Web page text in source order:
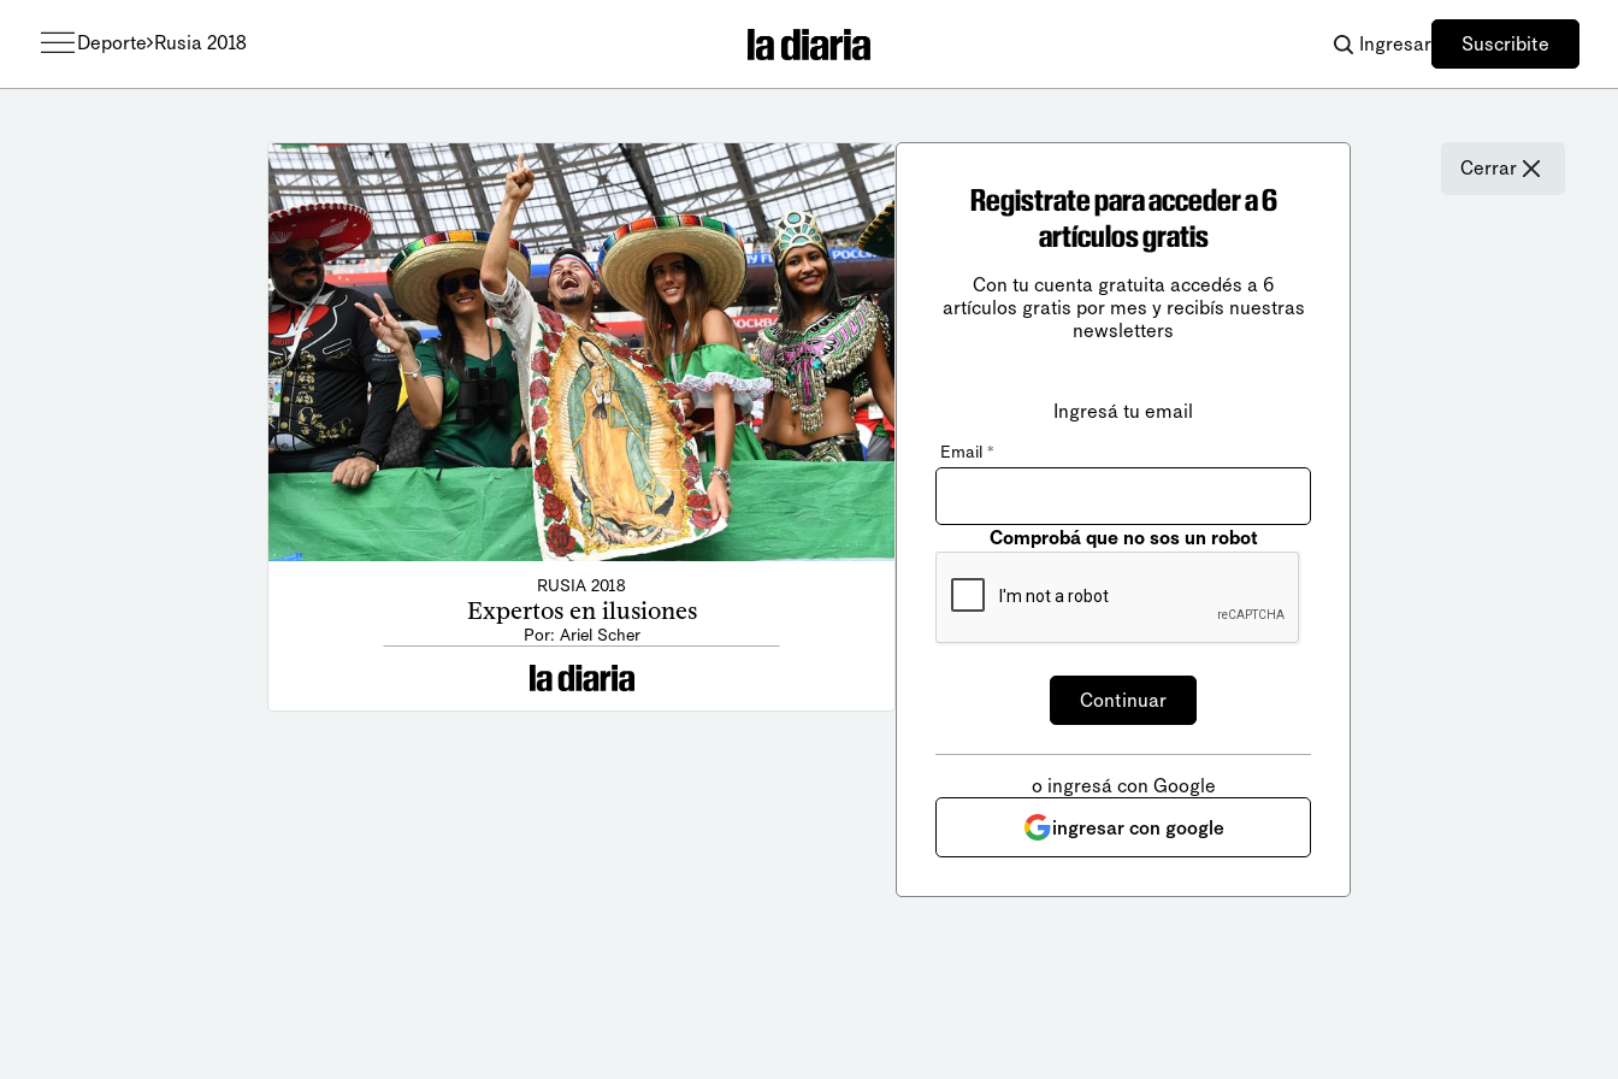
Deporte Rusia 2018 Ingresar Suscribite
RUSIA 2018
Expertos en ilusiones
Por: Ariel Scher
Cerrar
Registrate para acceder a 6
artículos gratis
Con tu cuenta gratuita accedés a 6
artículos gratis por mes y recibís nuestras
newsletters
Ingresá tu email
Email *
Comprobá que no sos un robot
o ingresá con Google
ingresar con google